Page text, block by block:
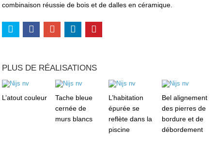
combinaison réussie de bois et de dalles en céramique.
PLUS DE RÉALISATIONS
L’atout couleur
Tache bleue
cernée de
murs blancs
L’habitation
épurée se
reflète dans la
piscine
Bel alignement
des pierres de
bordure et de
débordement